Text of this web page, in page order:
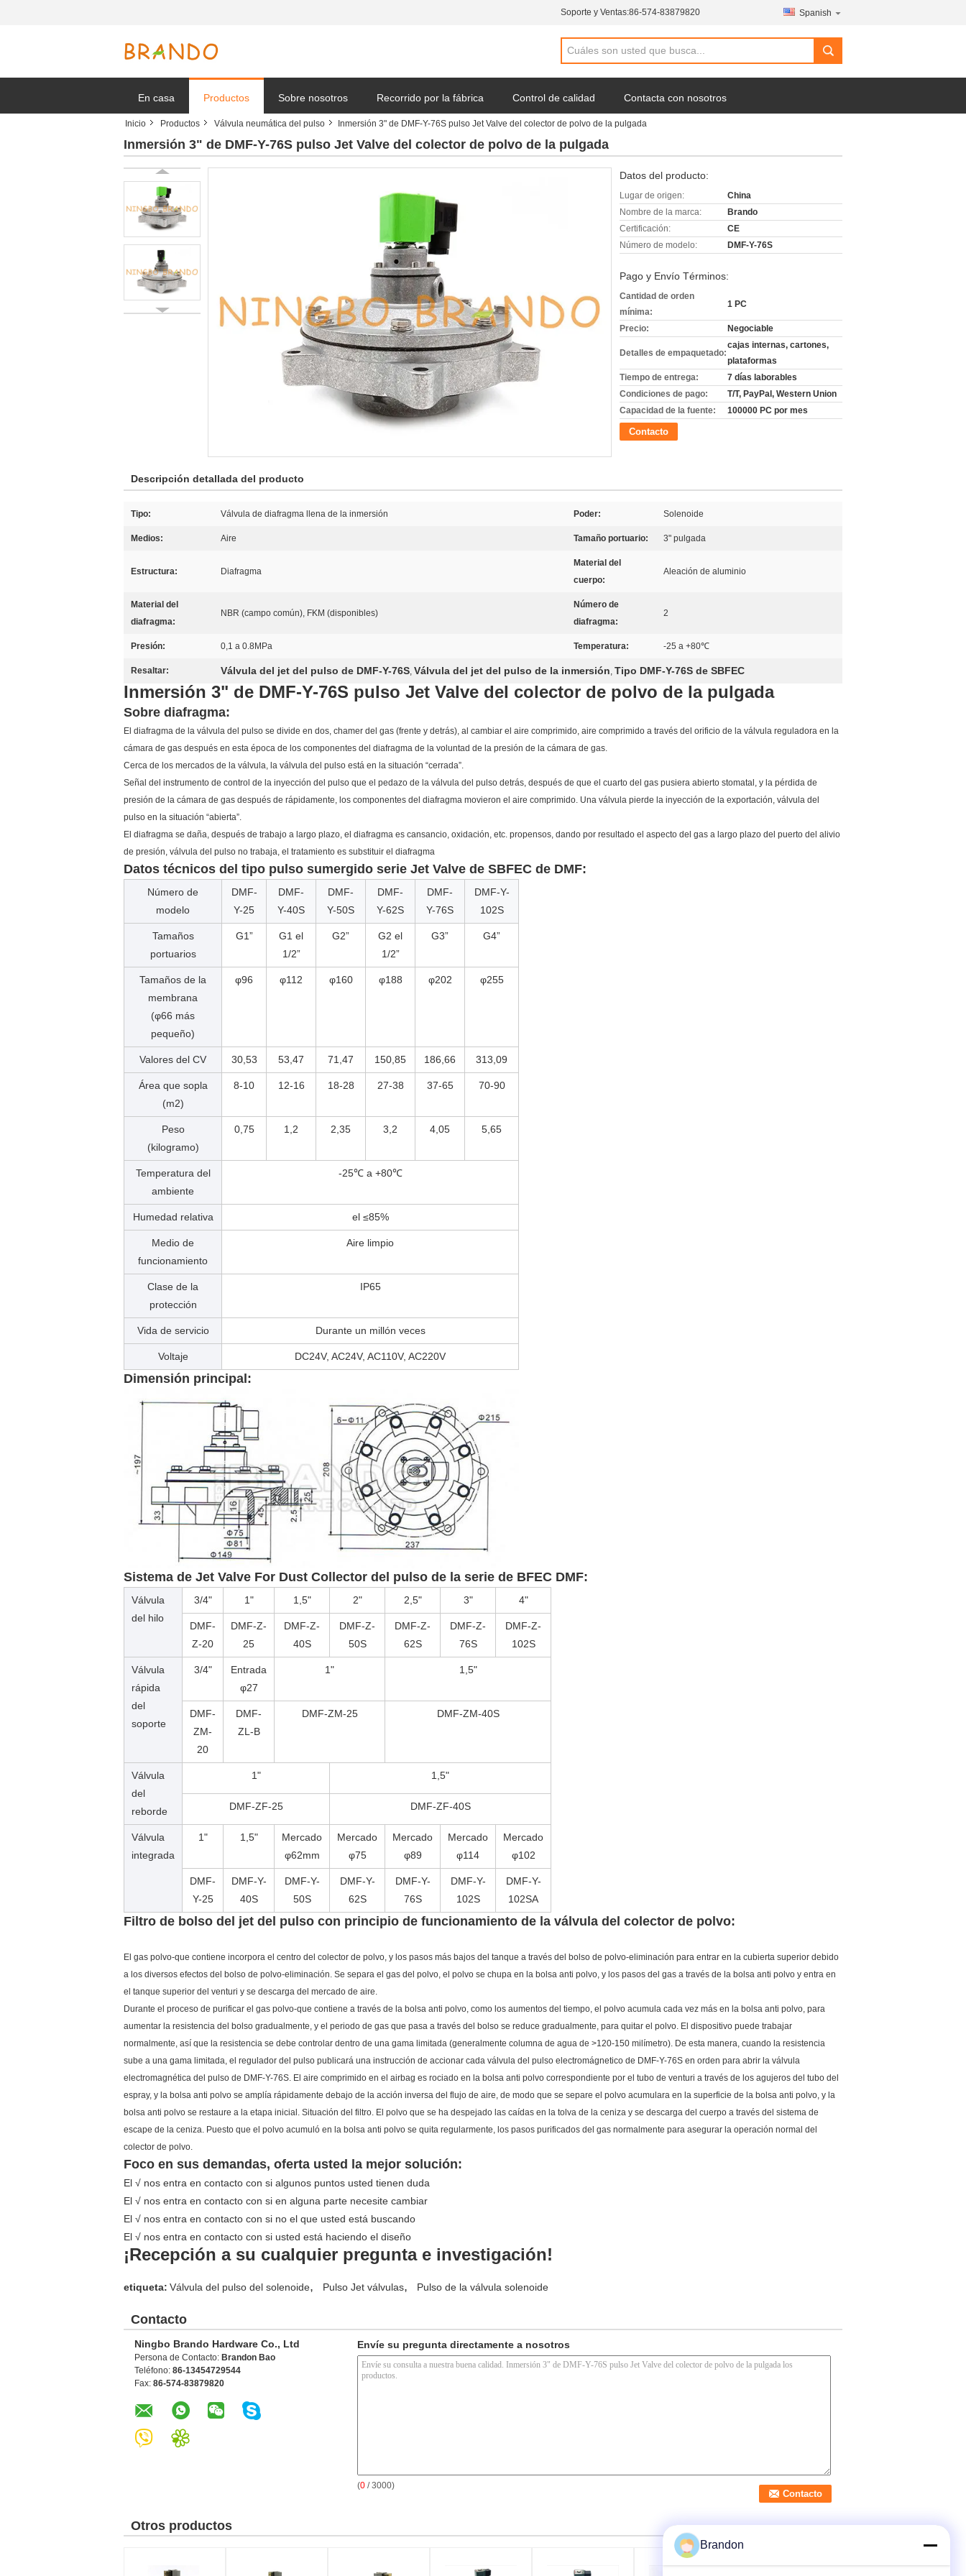
Soporte y Ventas:86-574-83879820 Spanish
En casa Productos Sobre nosotros Recorrido por la fábrica Control de calidad Contacta con nosotros
Solicitar una cotización Noticias de la compañía
Inicio Productos Válvula neumática del pulso Inmersión 3" de DMF-Y-76S pulso Jet Valve del colector de polvo de la pulgada
Inmersión 3" de DMF-Y-76S pulso Jet Valve del colector de polvo de la pulgada
Datos del producto:
Lugar de origen:
China
Nombre de la marca:
Brando
Certificación:
CE
Número de modelo:
DMF-Y-76S
Pago y Envío Términos:
Cantidad de orden
mínima:
1 PC
Precio: Negociable
Detalles de empaquetado:
cajas internas, cartones,
plataformas
Tiempo de entrega:
7 días laborables
Condiciones de pago:
T/T, PayPal, Western Union
Capacidad de la fuente:
100000 PC por mes
Contacto
Descripción detallada del producto
Tipo: Válvula de diafragma llena de la inmersión Poder: Solenoide
Medios: Aire Tamaño portuario: 3" pulgada
Estructura: Diafragma
Material del
cuerpo:
Aleación de aluminio
Material del
diafragma:
NBR (campo común), FKM (disponibles)
Número de
diafragma:
2
Presión: 0,1 a 0.8MPa Temperatura: -25 a +80℃
Resaltar: Válvula del jet del pulso de DMF-Y-76S, Válvula del jet del pulso de la inmersión, Tipo DMF-Y-76S de SBFEC
Inmersión 3" de DMF-Y-76S pulso Jet Valve del colector de polvo de la pulgada
Sobre diafragma:
El diafragma de la válvula del pulso se divide en dos, chamer del gas (frente y detrás), al cambiar el aire comprimido, aire comprimido a través del orificio de la válvula reguladora en la
cámara de gas después en esta época de los componentes del diafragma de la voluntad de la presión de la cámara de gas.
Cerca de los mercados de la válvula, la válvula del pulso está en la situación “cerrada”.
Señal del instrumento de control de la inyección del pulso que el pedazo de la válvula del pulso detrás, después de que el cuarto del gas pusiera abierto stomatal, y la pérdida de
presión de la cámara de gas después de rápidamente, los componentes del diafragma movieron el aire comprimido. Una válvula pierde la inyección de la exportación, válvula del
pulso en la situación “abierta”.
El diafragma se daña, después de trabajo a largo plazo, el diafragma es cansancio, oxidación, etc. propensos, dando por resultado el aspecto del gas a largo plazo del puerto del alivio
de presión, válvula del pulso no trabaja, el tratamiento es substituir el diafragma
Datos técnicos del tipo pulso sumergido serie Jet Valve de SBFEC de DMF:
Número de
modelo
DMF-
Y-25
DMF-
Y-40S
DMF-
Y-50S
DMF-
Y-62S
DMF-
Y-76S
DMF-Y-
102S
Tamaños
portuarios
G1”
G1 el
1/2”
G2”
G2 el
1/2”
G3” G4”
Tamaños de la
membrana
(φ66 más
pequeño)
φ96 φ112 φ160 φ188 φ202 φ255
Valores del CV 30,53 53,47 71,47 150,85 186,66 313,09
Área que sopla
(m2)
8-10 12-16 18-28 27-38 37-65 70-90
Peso
(kilogramo)
0,75 1,2 2,35 3,2 4,05 5,65
Temperatura del
ambiente
-25℃ a +80℃
Humedad relativa el ≤85%
Medio de
funcionamiento
Aire limpio
Clase de la
protección
IP65
Vida de servicio Durante un millón veces
Voltaje DC24V, AC24V, AC110V, AC220V
Dimensión principal:
Sistema de Jet Valve For Dust Collector del pulso de la serie de BFEC DMF:
Válvula
del hilo
3/4" 1" 1,5" 2" 2,5" 3" 4"
DMF-
Z-20
DMF-Z-
25
DMF-Z-
40S
DMF-Z-
50S
DMF-Z-
62S
DMF-Z-
76S
DMF-Z-
102S
Válvula
rápida
del
soporte
3/4"
Entrada
φ27
1" 1,5"
DMF-
ZM-
20
DMF-
ZL-B
DMF-ZM-25 DMF-ZM-40S
Válvula
del
reborde
1" 1,5"
DMF-ZF-25 DMF-ZF-40S
Válvula
integrada
1" 1,5"
Mercado
φ62mm
Mercado
φ75
Mercado
φ89
Mercado
φ114
Mercado
φ102
DMF-
Y-25
DMF-Y-
40S
DMF-Y-
50S
DMF-Y-
62S
DMF-Y-
76S
DMF-Y-
102S
DMF-Y-
102SA
Filtro de bolso del jet del pulso con principio de funcionamiento de la válvula del colector de polvo:
El gas polvo-que contiene incorpora el centro del colector de polvo, y los pasos más bajos del tanque a través del bolso de polvo-eliminación para entrar en la cubierta superior debido
a los diversos efectos del bolso de polvo-eliminación. Se separa el gas del polvo, el polvo se chupa en la bolsa anti polvo, y los pasos del gas a través de la bolsa anti polvo y entra en
el tanque superior del venturi y se descarga del mercado de aire.
Durante el proceso de purificar el gas polvo-que contiene a través de la bolsa anti polvo, como los aumentos del tiempo, el polvo acumula cada vez más en la bolsa anti polvo, para
aumentar la resistencia del bolso gradualmente, y el periodo de gas que pasa a través del bolso se reduce gradualmente, para quitar el polvo. El dispositivo puede trabajar
normalmente, así que la resistencia se debe controlar dentro de una gama limitada (generalmente columna de agua de >120-150 milímetro). De esta manera, cuando la resistencia
sube a una gama limitada, el regulador del pulso publicará una instrucción de accionar cada válvula del pulso electromágnetico de DMF-Y-76S en orden para abrir la válvula
electromagnética del pulso de DMF-Y-76S. El aire comprimido en el airbag es rociado en la bolsa anti polvo correspondiente por el tubo de venturi a través de los agujeros del tubo del
espray, y la bolsa anti polvo se amplía rápidamente debajo de la acción inversa del flujo de aire, de modo que se separe el polvo acumulara en la superficie de la bolsa anti polvo, y la
bolsa anti polvo se restaure a la etapa inicial. Situación del filtro. El polvo que se ha despejado las caídas en la tolva de la ceniza y se descarga del cuerpo a través del sistema de
escape de la ceniza. Puesto que el polvo acumuló en la bolsa anti polvo se quita regularmente, los pasos purificados del gas normalmente para asegurar la operación normal del
colector de polvo.
Foco en sus demandas, oferta usted la mejor solución:
El √ nos entra en contacto con si algunos puntos usted tienen duda
El √ nos entra en contacto con si en alguna parte necesite cambiar
El √ nos entra en contacto con si no el que usted está buscando
El √ nos entra en contacto con si usted está haciendo el diseño
¡Recepción a su cualquier pregunta e investigación!
etiqueta: Válvula del pulso del solenoide, Pulso Jet válvulas, Pulso de la válvula solenoide
Contacto
Ningbo Brando Hardware Co., Ltd
Persona de Contacto: Brandon Bao
Teléfono: 86-13454729544
Fax: 86-574-83879820
Envíe su pregunta directamente a nosotros
(0 / 3000)
Otros productos
Brandon